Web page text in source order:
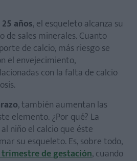
años, el esqueleto alcanza su
de sales minerales. Cuanto
de calcio, más riesgo se
el envejecimiento,
con la falta de calcio
, también aumentan las
elemento. ¿Por qué? La
niño el calcio que éste
su esqueleto. Es, sobre todo,
de gestación, cuando